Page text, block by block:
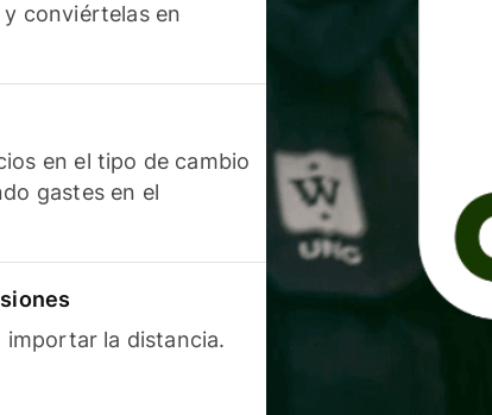
conviértelas en
en el tipo de cambio
gastes en el
importar la distancia.